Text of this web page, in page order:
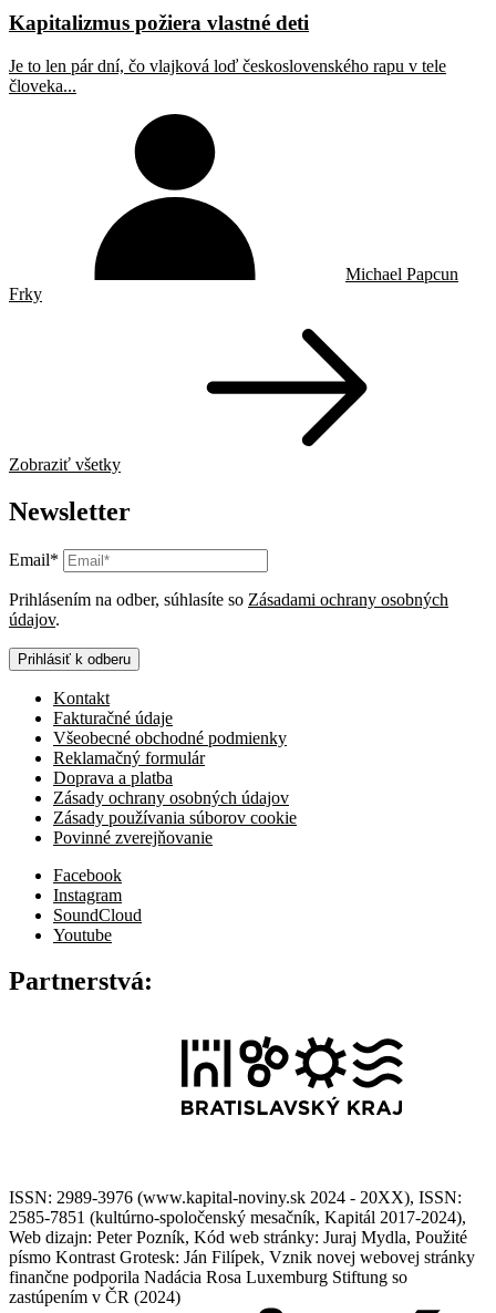
Kapitalizmus požiera vlastné deti
Je to len pár dní, čo vlajková loď československého rapu v tele
človeka...
Michael Papcun
Frky
Zobraziť všetky
Newsletter
Email*
Prihlásením na odber, súhlasíte so Zásadami ochrany osobných
údajov.
Prihlásiť k odberu
Kontakt
Fakturačné údaje
Všeobecné obchodné podmienky
Reklamačný formulár
Doprava a platba
Zásady ochrany osobných údajov
Zásady používania súborov cookie
Povinné zverejňovanie
Facebook
Instagram
SoundCloud
Youtube
Partnerstvá:
ISSN: 2989-3976 (www.kapital-noviny.sk 2024 - 20XX), ISSN:
2585-7851 (kultúrno-spoločenský mesačník, Kapitál 2017-2024),
Web dizajn: Peter Pozník, Kód web stránky: Juraj Mydla, Použité
písmo Kontrast Grotesk: Ján Filípek, Vznik novej webovej stránky
finančne podporila Nadácia Rosa Luxemburg Stiftung so
zastúpením v ČR (2024)